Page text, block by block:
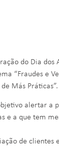
do Dia dos
“Fraudes e
Más Práticas”.
alertar a
e a que tem
de clientes